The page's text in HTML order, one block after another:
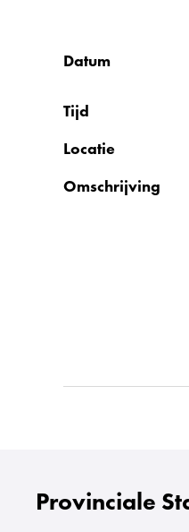
Datum
Tijd
Locatie
Omschrijving
Provinciale